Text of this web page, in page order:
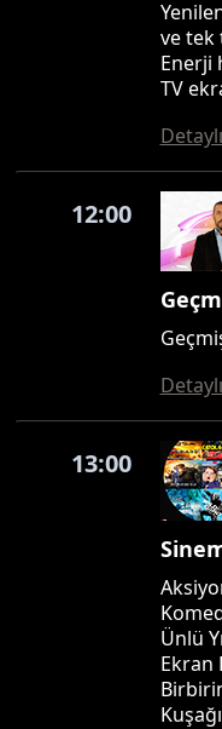
ve tek
Enerji
TV
12:00
13:00
Ünlü
Ekran